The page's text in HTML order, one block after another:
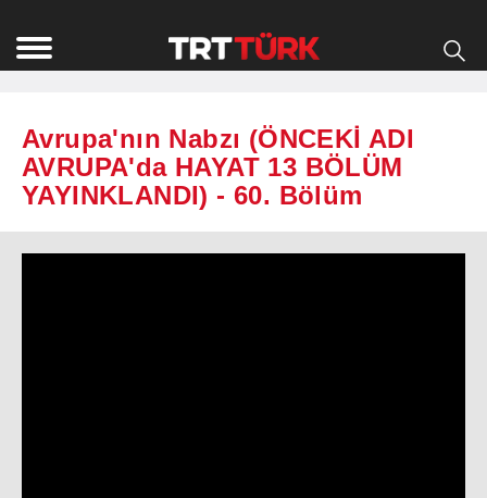
Avrupa'nın Nabzı (ÖNCEKİ ADI
AVRUPA'da HAYAT 13 BÖLÜM
YAYINKLANDI) - 60. Bölüm